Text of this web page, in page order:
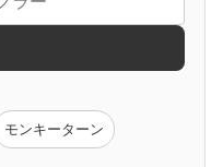
炎炎ノ消防隊
モンキーターン